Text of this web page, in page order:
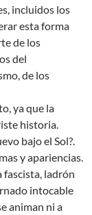
incluidos los
esta forma
de los
del
de los
ya que la
historia.
bajo el Sol?.
y apariencias.
fascista, ladrón
intocable
animan ni a